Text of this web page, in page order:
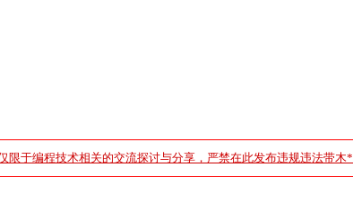
限于编程技术相关的交流探讨与分享，严禁在此发布违规违法带